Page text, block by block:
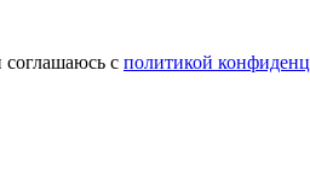
соглашаюсь с политикой